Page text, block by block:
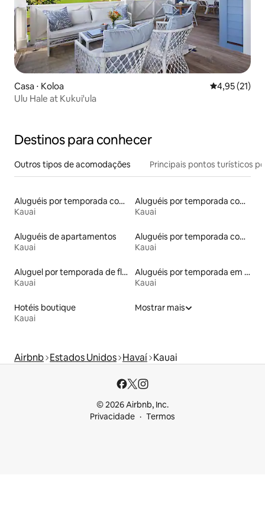
Casa ⋅ Koloa 4,95 de uma
4,95 (21)
Ulu Hale at Kukui'ula
Destinos para conhecer
Outros tipos de acomodações Principais pontos turísticos
Aluguéis por temporada com sauna
Kauai
Aluguéis por temporada com acesso à praia
Kauai
Aluguéis de apartamentos
Kauai
Aluguéis por temporada com banheiro para PCD
Kauai
Aluguel por temporada de flats
Kauai
Aluguéis por temporada em resorts
Kauai
Hotéis boutique
Kauai
Mostrar mais
Airbnb Estados Unidos Havaí Kauai
© 2026 Airbnb, Inc.
Privacidade
Termos